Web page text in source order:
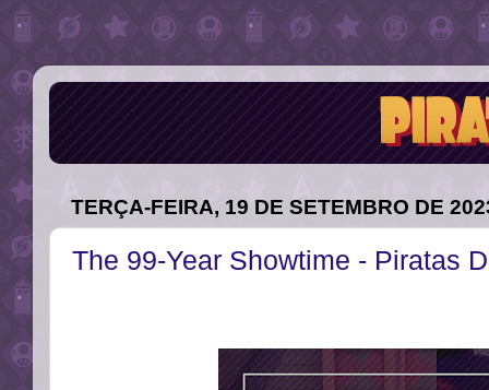
TERÇA-FEIRA, 19 DE SETEMBRO DE
The 99-Year Showtime - Piratas